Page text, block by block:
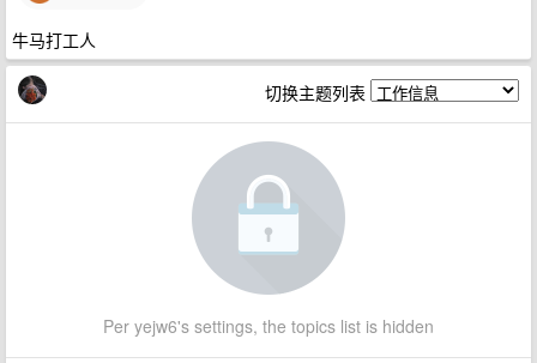
牛马打工人
切换主题列表
Per yejw6's settings, the topics list is hidden